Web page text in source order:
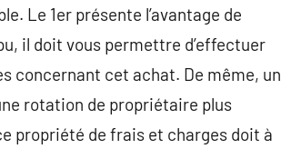
Le 1er présente l’avantage de
il doit vous permettre d’effectuer
concernant cet achat. De même, un
rotation de propriétaire plus
propriété de frais et charges doit à